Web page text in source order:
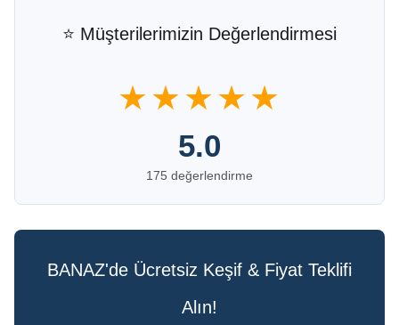
⭐ Müşterilerimizin Değerlendirmesi
★★★★★
5.0
175 değerlendirme
BANAZ'de Ücretsiz Keşif & Fiyat Teklifi
Alın!